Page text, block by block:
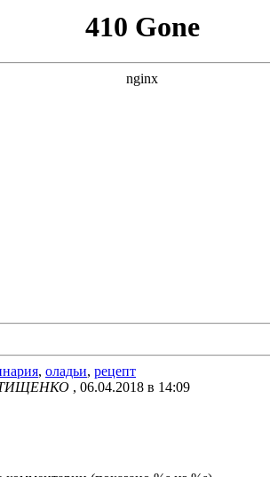
, оладьи, рецепт
, 06.04.2018 в 14:09